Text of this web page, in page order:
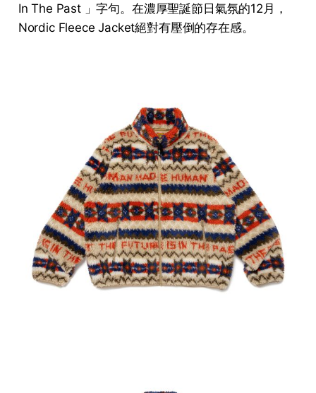
In The Past 」字句。在濃厚聖誕節日氣氛的12月，
Nordic Fleece Jacket絕對有壓倒的存在感。